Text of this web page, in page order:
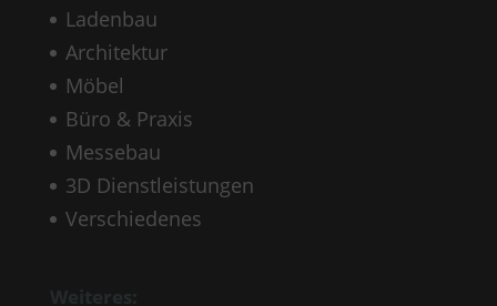
Ladenbau
Architektur
Möbel
Büro & Praxis
Messebau
3D Dienstleistungen
Verschiedenes